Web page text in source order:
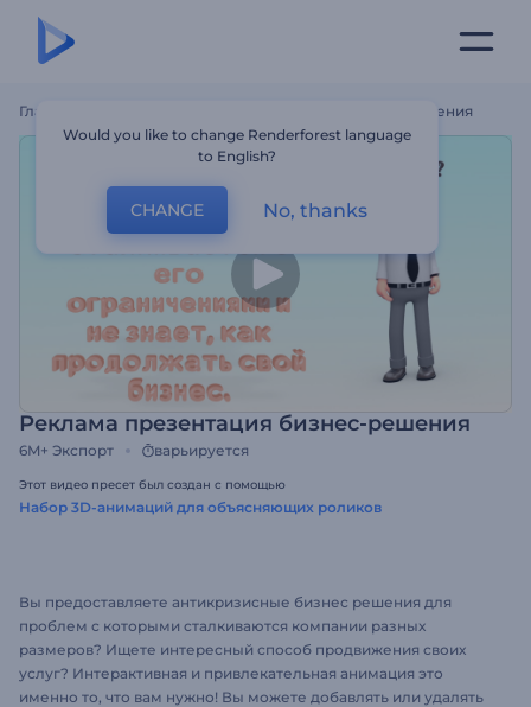
Главная Реклама Презентация Бизнес-Решения
Реклама презентация бизнес-решения
6M+ Экспорт варьируется
Этот видео пресет был создан с помощью
Набор 3D-анимаций для объясняющих роликов
Вы предоставляете антикризисные бизнес решения для
проблем с которыми сталкиваются компании разных
размеров? Ищете интересный способ продвижения своих
услуг? Интерактивная и привлекательная анимация это
именно то, что вам нужно! Вы можете добавлять или удалять
Would you like to change Renderforest language
to English?
CHANGE No, thanks